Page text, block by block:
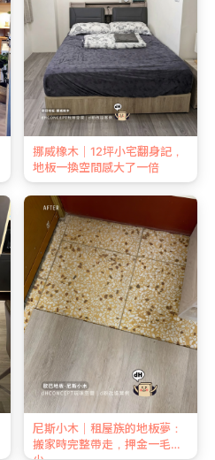
挪威橡木｜12坪小宅翻身記，
地板一換空間感大了一倍
尼斯小木｜租屋族的地板夢：
搬家時完整帶走，押金一毛不